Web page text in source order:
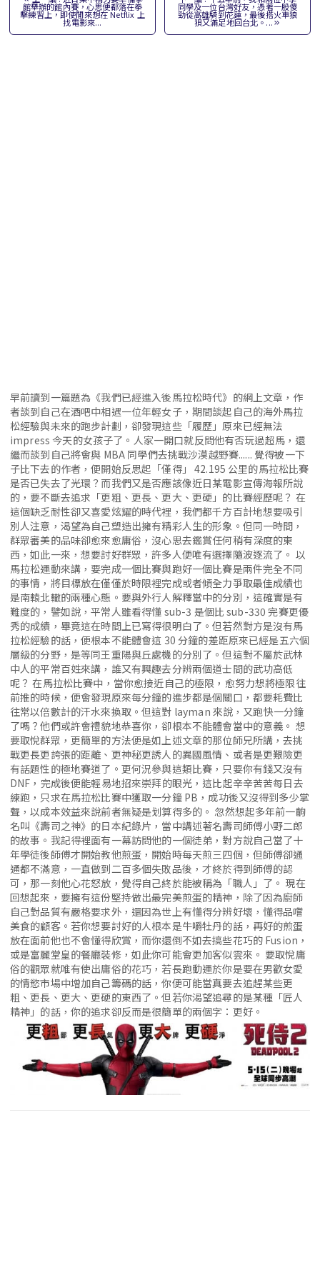
館舉辦的館內賽，心思便都落在拳
擊練習上，即使閒來想在 Netflix 上
找電影來...
同學及一位台灣好友，憑著一股傻
勁從高雄騎到花蓮，最後搭火車狼
狽又滿足地回台北。...
早前讀到一篇題為《我們已經進入後馬拉松時代》的網上文章，作
者談到自己在酒吧中相遇一位年輕女子，期間談起自己的海外馬拉
松經驗與未來的跑步計劃，卻發現這些「履歷」原來已經無法
impress 今天的女孩子了。人家一開口就反問他有否玩過超馬，還
繼而談到自己將會與 MBA 同學們去挑戰沙漠越野賽...... 覺得被一下
子比下去的作者，便開始反思起「僅得」 42.195 公里的馬拉松比賽
是否已失去了光環？而我們又是否應該像近日某電影宣傳海報所說
的，要不斷去追求「更粗、更長、更大、更硬」的比賽經歷呢？ 在
這個缺乏耐性卻又喜愛炫耀的時代裡，我們都千方百計地想要吸引
別人注意，渴望為自己塑造出擁有精彩人生的形象。但同一時間，
群眾審美的品味卻愈來愈庸俗，沒心思去鑑賞任何稍有深度的東
西，如此一來，想要討好群眾，許多人便唯有選擇隨波逐流了。 以
馬拉松運動來講，要完成一個比賽與跑好一個比賽是兩件完全不同
的事情，將目標放在僅僅於時限裡完成或者傾全力爭取最佳成績也
是南轅北轍的兩種心態。要與外行人解釋當中的分別，這確實是有
難度的，譬如說，平常人雖看得懂 sub-3 是個比 sub-330 完賽更優
秀的成績，畢竟這在時間上已寫得很明白了。但若然對方是沒有馬
拉松經驗的話，便根本不能體會這 30 分鐘的差距原來已經是五六個
層級的分野，是等同王重陽與丘處機的分別了。但這對不屬於武林
中人的平常百姓來講，誰又有興趣去分辨兩個道士間的武功高低
呢？ 在馬拉松比賽中，當你愈接近自己的極限，愈努力想將極限往
前推的時候，便會發現原來每分鐘的進步都是個關口，都要耗費比
往常以倍數計的汗水來換取。但這對 layman 來說，又跑快一分鐘
了嗎？他們或許會禮貌地恭喜你，卻根本不能體會當中的意義。 想
要取悅群眾，更簡單的方法便是如上述文章的那位師兄所講，去挑
戰更長更誇張的距離、更神秘更誘人的異國風情、或者是更艱險更
有話題性的極地賽道了。更何況參與這類比賽，只要你有錢又沒有
DNF，完成後便能輕易地招來崇拜的眼光，這比起辛辛苦苦每日去
練跑，只求在馬拉松比賽中獲取一分鐘 PB，成功後又沒得到多少掌
聲，以成本效益來說前者無疑是划算得多的。 忽然想起多年前一齣
名叫《壽司之神》的日本紀錄片，當中講述著名壽司師傅小野二郎
的故事。我記得裡面有一幕訪問他的一個徒弟，對方說自己當了十
年學徒後師傅才開始教他煎蛋，開始時每天煎三四個，但師傅卻通
通都不滿意，一直做到二百多個失敗品後，才終於得到師傅的認
可，那一刻他心花怒放，覺得自己終於能被稱為「職人」了。 現在
回想起來，要擁有這份堅持做出最完美煎蛋的精神，除了因為廚師
自己對品質有嚴格要求外，還因為世上有懂得分辨好壞，懂得品嚐
美食的顧客。若你想要討好的人根本是牛嚼牡丹的話，再好的煎蛋
放在面前他也不會懂得欣賞，而你還倒不如去搞些花巧的 Fusion，
或是富麗堂皇的餐廳裝修，如此你可能會更加客似雲來。 要取悅庸
俗的觀眾就唯有使出庸俗的花巧，若長跑動運於你是要在男歡女愛
的情慾市場中增加自己籌碼的話，你便可能當真要去追趕某些更
粗、更長、更大、更硬的東西了。但若你渴望追尋的是某種「匠人
精神」的話，你的追求卻反而是很簡單的兩個字：更好。